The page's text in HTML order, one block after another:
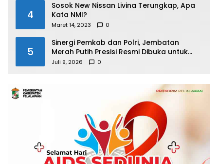
4
Sosok New Nissan Livina Terungkap, Apa
Kata NMI?
Maret 14, 2023 0
5
Sinergi Pemkab dan Polri, Jembatan
Merah Putih Presisi Resmi Dibuka untuk
Masyarakat Desa Rangsang
Juli 9, 2026 0